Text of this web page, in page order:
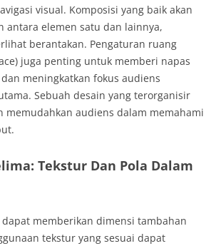
visual. Komposisi yang baik akan
antara elemen satu dan lainnya,
berantakan. Pengaturan ruang
juga penting untuk memberi napas
meningkatkan fokus audiens
Sebuah desain yang terorganisir
memudahkan audiens dalam memahami
Tekstur Dan Pola Dalam
memberikan dimensi tambahan
tekstur yang sesuai dapat